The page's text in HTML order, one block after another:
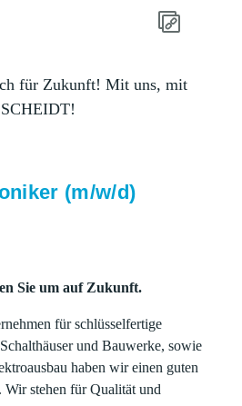
für Zukunft! Mit uns, mit
SCHEIDT!
(m/w/d)
Sie um auf Zukunft.
für schlüsselfertige
und Bauwerke, sowie
haben wir einen guten
stehen für Qualität und